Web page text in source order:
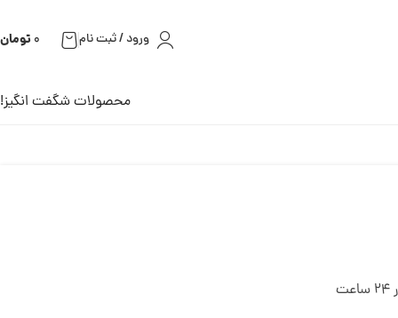
ورود / ثبت نام 0تومان
محصولات شگفت انگیز!